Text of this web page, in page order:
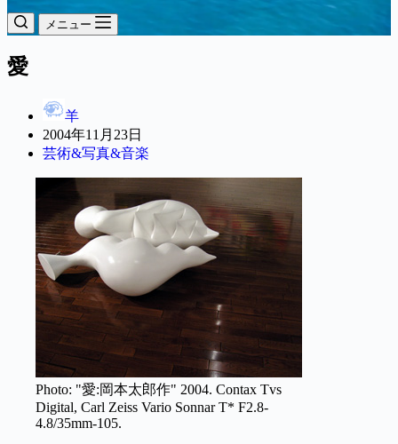
メニュー
愛
羊
2004年11月23日
芸術&写真&音楽
Photo: "愛:岡本太郎作" 2004. Contax Tvs
Digital, Carl Zeiss Vario Sonnar T* F2.8-
4.8/35mm-105.